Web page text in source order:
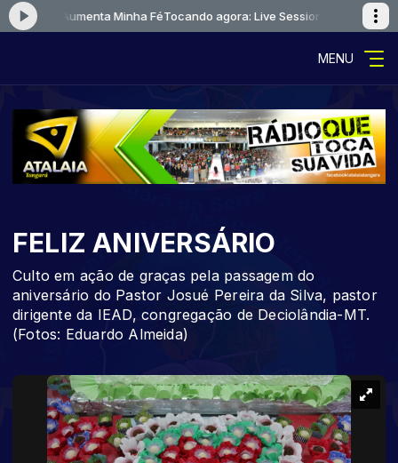
2 - Aumenta Minha Fé Tocando agora: Live Session 2 - Aumenta
MENU
FELIZ ANIVERSÁRIO
Culto em ação de graças pela passagem do
aniversário do Pastor Josué Pereira da Silva, pastor
dirigente da IEAD, congregação de Deciolândia-MT.
(Fotos: Eduardo Almeida)